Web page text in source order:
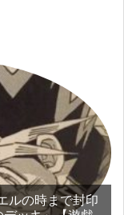
ルの時まで封印